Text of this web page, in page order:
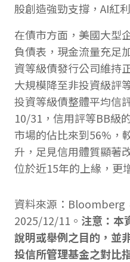
股創造強勁支撐，AI紅
在債市方面，美國大型
負債表，現金流量充足
資等級債發行公司維持
大規模降至非投資級評
投資等級債整體平均信
10/31，信用評等BB級
市場的佔比來到56%，
升，足見信用體質顯著
位於近15年的上緣，更
資料來源：Bloomberg
2025/12/11。 注意：本
說明或舉例之目的，並
投信所管理基金之對比